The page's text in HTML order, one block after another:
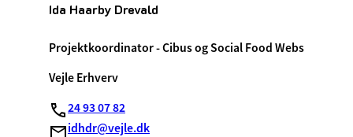
Ida Haarby Drevald
Projektkoordinator - Cibus og Social Food Webs
Vejle Erhverv
24 93 07 82
idhdr@vejle.dk